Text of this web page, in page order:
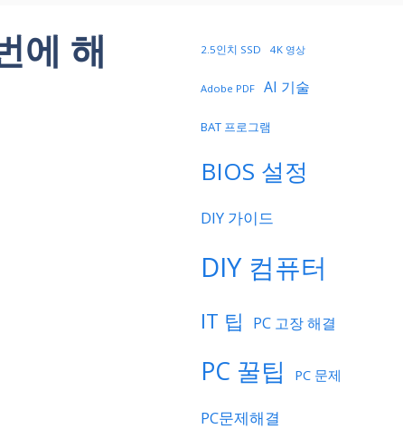
에 해
2.5인치 SSD 4K 영상
Adobe PDF AI 기술
BAT 프로그램
BIOS 설정
DIY 가이드
DIY 컴퓨터
IT 팁 PC 고장 해결
PC 꿀팁 PC 문제
PC문제해결